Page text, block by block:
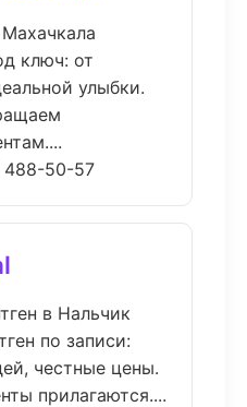
ключ: от
улыбки.
488-50-57
в Нальчик
по записи:
честные цены.
прилагаются....